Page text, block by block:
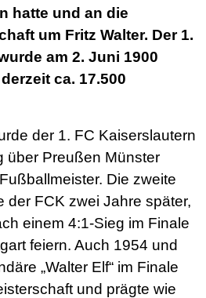
hatte und an die
um Fritz Walter. Der 1.
am 2. Juni 1900
ca. 17.500
der 1. FC Kaiserslautern
über Preußen Münster
Die zweite
der FCK zwei Jahre später,
einem 4:1-Sieg im Finale
feiern. Auch 1954 und
„Walter Elf“ im Finale
und prägte wie